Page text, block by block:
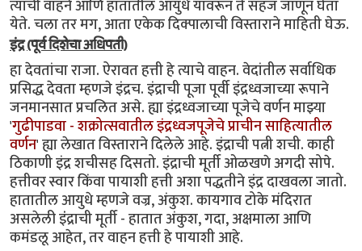
त्यांची वाहने आणि हातातील आयुधे यावरून ते सहज जाणून घेता
येते. चला तर मग, आता एकेक दिक्पालाची विस्ताराने माहिती घेऊ.
इंद्र (पूर्व दिशेचा अधिपती)
हा देवतांचा राजा. ऐरावत हत्ती हे त्याचे वाहन. वेदांतील सर्वाधिक
प्रसिद्ध देवता म्हणजे इंद्रच. इंद्राची पूजा पूर्वी इंद्रध्वजाच्या रूपाने
जनमानसात प्रचलित असे. ह्या इंद्रध्वजाच्या पूजेचे वर्णन माझ्या
'गुढीपाडवा - शक्रोत्सवातील इंद्रध्वजपूजेचे प्राचीन साहित्यातील
वर्णन' ह्या लेखात विस्ताराने दिलेले आहे. इंद्राची पत्नी शची. काही
ठिकाणी इंद्र शचीसह दिसतो. इंद्राची मूर्ती ओळखणे अगदी सोपे.
हत्तीवर स्वार किंवा पायाशी हत्ती अशा पद्धतीने इंद्र दाखवला जातो.
हातातील आयुधे म्हणजे वज्र, अंकुश. कायगाव टोके मंदिरात
असलेली इंंद्राची मूर्ती - हातात अंकुश, गदा, अक्षमाला आणि
कमंडलू आहेत, तर वाहन हत्ती हे पायाशी आहे.